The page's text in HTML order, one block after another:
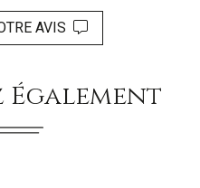
AVIS
Également